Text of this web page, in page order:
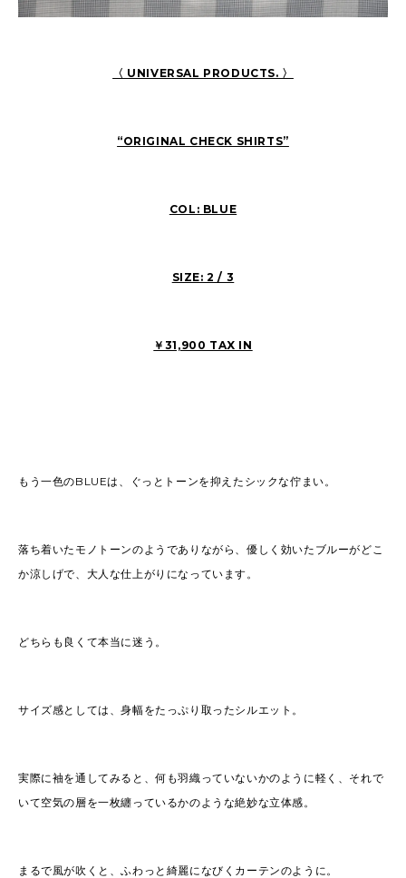
〈 UNIVERSAL PRODUCTS. 〉
“ORIGINAL CHECK SHIRTS”
COL: BLUE
SIZE: 2 / 3
￥31,900 TAX IN
もう一色のBLUEは、ぐっとトーンを抑えたシックな佇まい。
落ち着いたモノトーンのようでありながら、優しく効いたブルーがどこ
か涼しげで、大人な仕上がりになっています。
どちらも良くて本当に迷う。
サイズ感としては、身幅をたっぷり取ったシルエット。
実際に袖を通してみると、何も羽織っていないかのように軽く、それで
いて空気の層を一枚纏っているかのような絶妙な立体感。
まるで風が吹くと、ふわっと綺麗になびくカーテンのように。